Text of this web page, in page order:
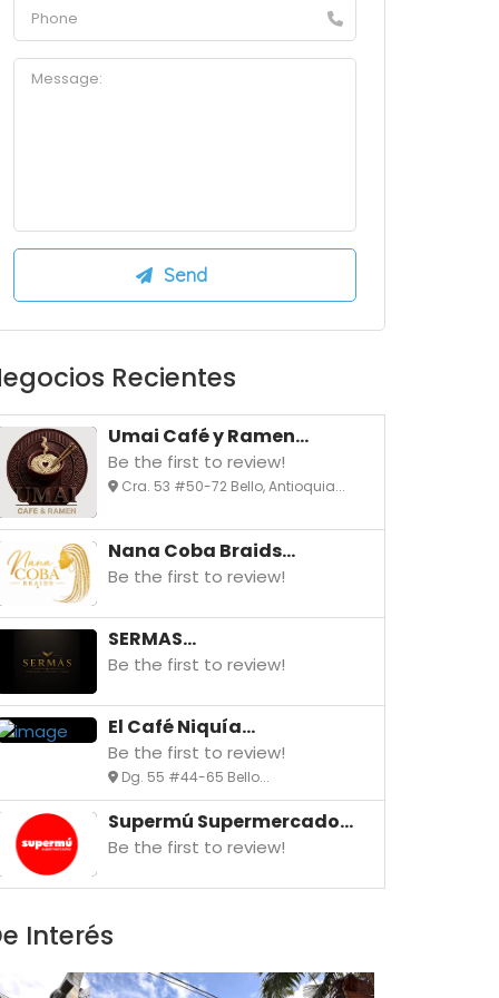
Recientes
Umai Café y Ramen...
Be the first to review!
Cra. 53 #50-72 Bello, Antioquia...
Nana Coba Braids...
Be the first to review!
SERMAS...
Be the first to review!
El Café Niquía...
Be the first to review!
Dg. 55 #44-65 Bello...
Supermú Supermercado...
Be the first to review!
Interés